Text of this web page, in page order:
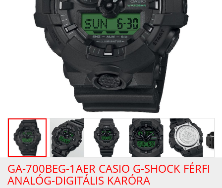
GA-700BEG-1AER CASIO G-SHOCK FÉRFI
ANALÓG-DIGITÁLIS KARÓRA